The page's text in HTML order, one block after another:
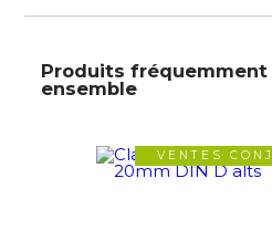
Produits fréquemment
ensemble
VENTES